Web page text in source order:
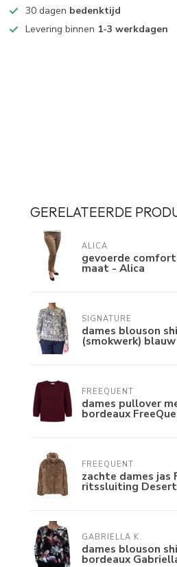
30 dagen bedenktijd
Levering binnen 1-3 werkdagen
GERELATEERDE
ALICA
gevoerde
maat - Alica
SIGNATURE
dames blouson
(smokwerk) blauw
FREEQUENT
dames pullover
bordeaux
FREEQUENT
zachte dames jas
ritssluiting
GABRIELLA K.
dames blouson
bordeaux